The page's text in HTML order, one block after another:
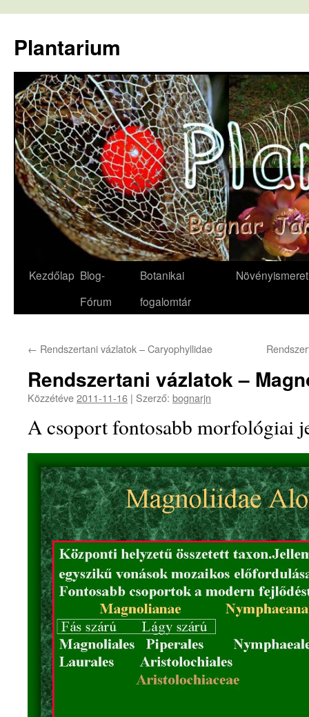
tartalomba
Plantarium
Kezdőlap Blog-
Fórum
Botanikai
fogalomtár
Növényismeret
← Rendszertani vázlatok – Caryophyllidae
Rendszertani vázlatok –
Közzétéve2011-11-16 | Szerző: bognarjn
A csoport fontosabb morfológiai